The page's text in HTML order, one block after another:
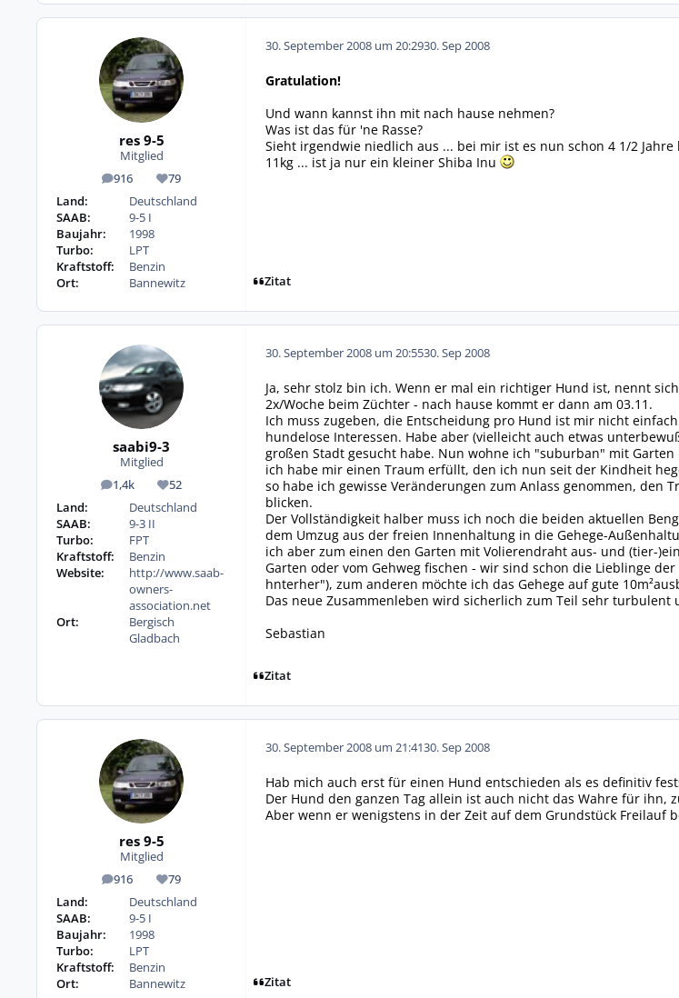
res 9-5
Mitglied
916
Beiträge 79
Reputation
Land:
Deutschland
SAAB:
9-5 I
Baujahr:
1998
Turbo:
LPT
Kraftstoff:
Benzin
Ort:
Bannewitz
30. September 2008 um 20:2930. Sep 2008
Gratulation!
Und wann kannst ihn mit nach hause nehmen?
Was ist das für 'ne Rasse?
Sieht irgendwie niedlich aus ... bei mir ist es nun schon 4 1/2
11kg ... ist ja nur ein kleiner Shiba Inu
Zitat
saabi9-3
Mitglied
1,4k
Beiträge 52
Reputation
Land:
Deutschland
SAAB:
9-3 II
Turbo:
FPT
Kraftstoff:
Benzin
Website:
http://www.saab-
owners-
association.net
Ort:
Bergisch
Gladbach
30. September 2008 um 20:5530. Sep 2008
Ja, sehr stolz bin ich. Wenn er mal ein richtiger Hund ist, nennt
2x/Woche beim Züchter - nach hause kommt er dann am 03.11.
Ich muss zugeben, die Entscheidung pro Hund ist mir nicht
hundelose Interessen. Habe aber (vielleicht auch etwas
großen Stadt gesucht habe. Nun wohne ich "suburban" mit
ich habe mir einen Traum erfüllt, den ich nun seit der Kindheit
so habe ich gewisse Veränderungen zum Anlass genommen,
blicken.
Der Vollständigkeit halber muss ich noch die beiden aktuellen
dem Umzug aus der freien Innenhaltung in die Gehege-
ich aber zum einen den Garten mit Volierendraht aus- und (tier-
Garten oder vom Gehweg fischen - wir sind schon die Lieblinge
hnterher"), zum anderen möchte ich das Gehege auf gute
Das neue Zusammenleben wird sicherlich zum Teil sehr
Sebastian
Zitat
res 9-5
Mitglied
916
Beiträge 79
Reputation
Land:
Deutschland
SAAB:
9-5 I
Baujahr:
1998
Turbo:
LPT
Kraftstoff:
Benzin
Ort:
Bannewitz
30. September 2008 um 21:4130. Sep 2008
Hab mich auch erst für einen Hund entschieden als es definitiv
Der Hund den ganzen Tag allein ist auch nicht das Wahre für ihn,
Aber wenn er wenigstens in der Zeit auf dem Grundstück Freilauf
Zitat